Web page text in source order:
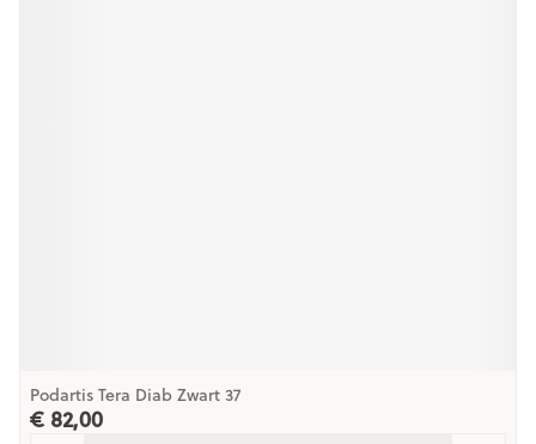
Podartis Tera Diab Zwart 37
€ 82,00